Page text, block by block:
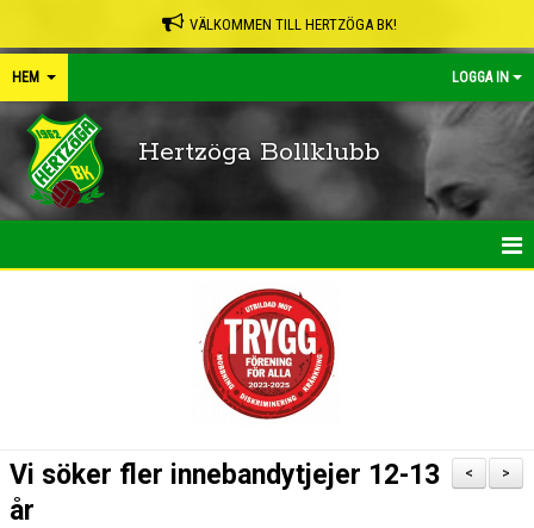
VÄLKOMMEN TILL HERTZÖGA BK!
HEM LOGGA IN
Hertzöga Bollklubb
SHOP
>
<
Vi söker fler innebandytjejer 12-13
år